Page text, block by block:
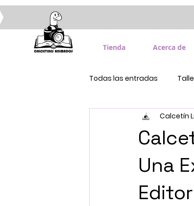
Tienda Acerca de
Todas las entradas
Una
Calcetín